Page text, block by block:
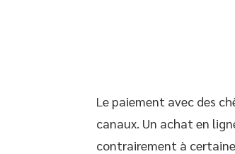
Le paiement avec des
canaux. Un achat en
contrairement à